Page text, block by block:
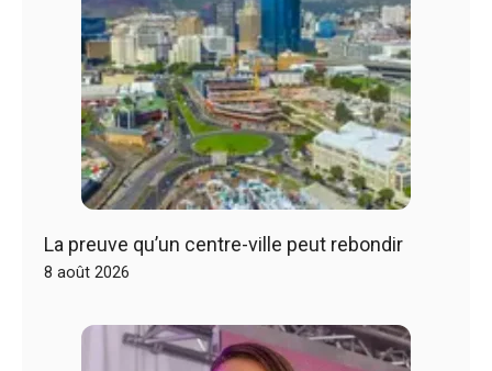
La preuve qu’un centre-ville peut rebondir
8 août 2026